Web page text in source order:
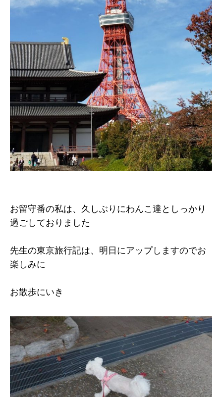
お留守番の私は、久しぶりにわんこ達としっかり
過ごしておりました
先生の東京旅行記は、明日にアップしますのでお
楽しみに
お散歩にいき